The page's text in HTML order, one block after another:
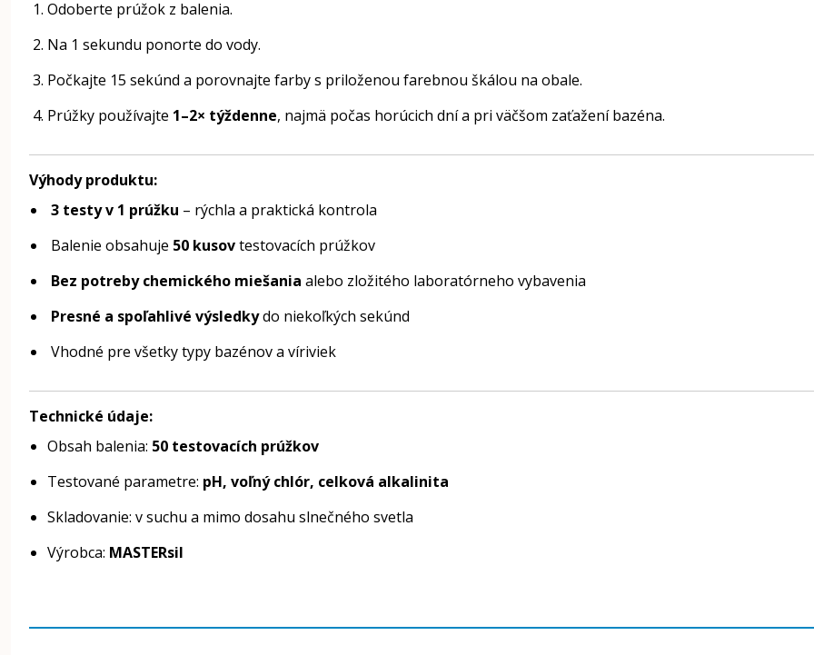
Odoberte prúžok z balenia.
Na 1 sekundu ponorte do vody.
Počkajte 15 sekúnd a porovnajte farby s priloženou farebnou škálou na obale.
Prúžky používajte 1–2× týždenne, najmä počas horúcich dní a pri väčšom zaťažení bazéna.
Výhody produktu:
3 testy v 1 prúžku – rýchla a praktická kontrola
Balenie obsahuje 50 kusovtestovacích prúžkov
Bez potreby chemického miešania alebo zložitého laboratórneho vybavenia
Presné a spoľahlivé výsledkydo niekoľkých sekúnd
Vhodné pre všetky typy bazénov a víriviek
Technické údaje:
Obsah balenia: 50 testovacích prúžkov
Testované parametre: pH, voľný chlór, celková alkalinita
Skladovanie: v suchu a mimo dosahu slnečného svetla
Výrobca: MASTERsil